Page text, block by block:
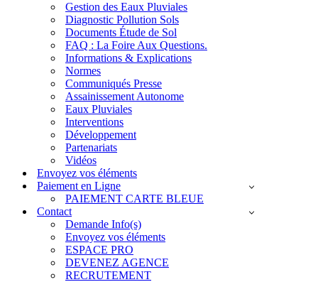
Gestion des Eaux Pluviales
Diagnostic Pollution Sols
Documents Étude de Sol
FAQ : La Foire Aux Questions.
Informations & Explications
Normes
Communiqués Presse
Assainissement Autonome
Eaux Pluviales
Interventions
Développement
Partenariats
Vidéos
Envoyez vos éléments
Paiement en Ligne
PAIEMENT CARTE BLEUE
Contact
Demande Info(s)
Envoyez vos éléments
ESPACE PRO
DEVENEZ AGENCE
RECRUTEMENT